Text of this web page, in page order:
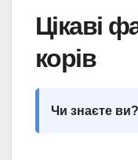
Цікаві
корів
Чи знаєте ви?